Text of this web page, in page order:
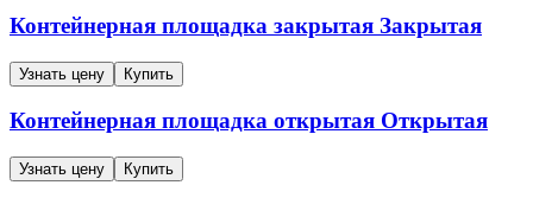
Контейнерная площадка закрытая Закрытая
Узнать цену Купить
Контейнерная площадка открытая Открытая
Узнать цену Купить